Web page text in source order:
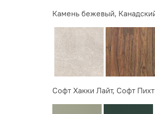
Камень бежевый,
Софт Хакки Лайт, Софт